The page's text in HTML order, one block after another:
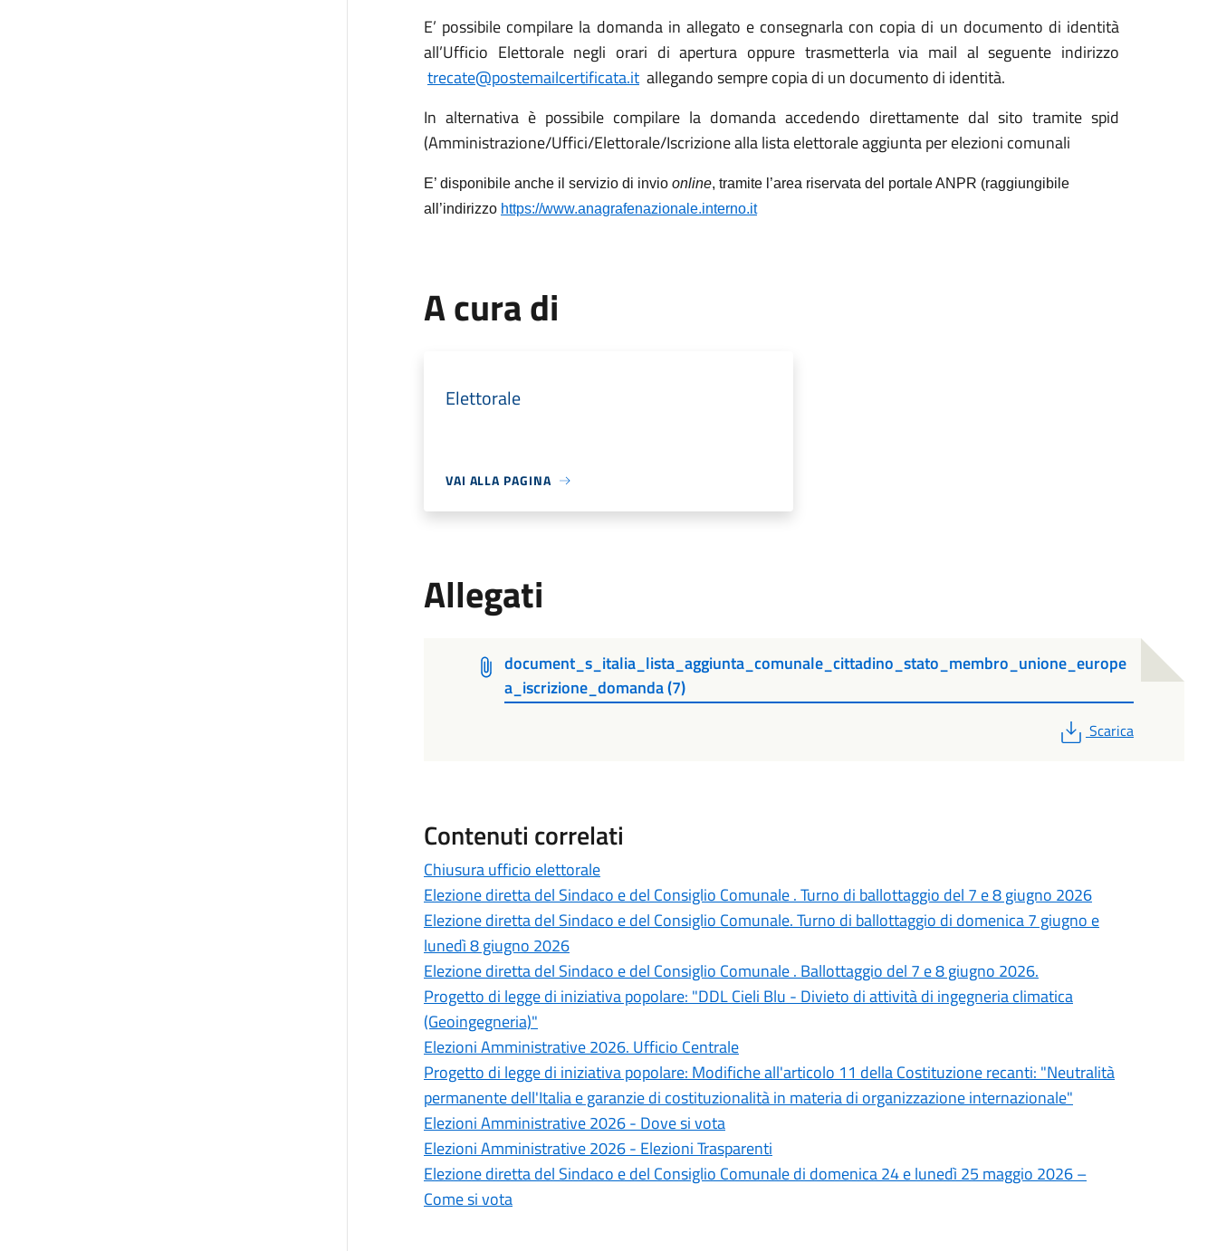
E’ possibile compilare la domanda in allegato e consegnarla con copia di un documento di identità
all’Ufficio Elettorale negli orari di apertura oppure trasmetterla via mail al seguente indirizzo
trecate@postemailcertificata.itallegando sempre copia di un documento di identità.
In alternativa è possibile compilare la domanda accedendo direttamente dal sito tramite spid
(Amministrazione/Uffici/Elettorale/Iscrizione alla lista elettorale aggiunta per elezioni comunali
E’ disponibile anche il servizio di invio online, tramite l’area riservata del portale ANPR (raggiungibile
all’indirizzo https://www.anagrafenazionale.interno.it
A cura di
Elettorale
VAI ALLA PAGINA
Allegati
document_s_italia_lista_aggiunta_comunale_cittadino_stato_membro_unione_europe
a_iscrizione_domanda (7)
PDF
Scarica
Contenuti correlati
Chiusura ufficio elettorale
Elezione diretta del Sindaco e del Consiglio Comunale . Turno di ballottaggio del 7 e 8 giugno 2026
Elezione diretta del Sindaco e del Consiglio Comunale. Turno di ballottaggio di domenica 7 giugno e
lunedì 8 giugno 2026
Elezione diretta del Sindaco e del Consiglio Comunale . Ballottaggio del 7 e 8 giugno 2026.
Progetto di legge di iniziativa popolare: "DDL Cieli Blu - Divieto di attività di ingegneria climatica
(Geoingegneria)"
Elezioni Amministrative 2026. Ufficio Centrale
Progetto di legge di iniziativa popolare: Modifiche all'articolo 11 della Costituzione recanti: "Neutralità
permanente dell'Italia e garanzie di costituzionalità in materia di organizzazione internazionale"
Elezioni Amministrative 2026 - Dove si vota
Elezioni Amministrative 2026 - Elezioni Trasparenti
Elezione diretta del Sindaco e del Consiglio Comunale di domenica 24 e lunedì 25 maggio 2026 –
Come si vota